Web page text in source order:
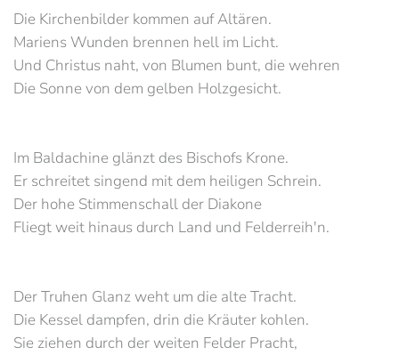
Die Kirchenbilder kommen auf Altären.
Mariens Wunden brennen hell im Licht.
Und Christus naht, von Blumen bunt, die wehren
Die Sonne von dem gelben Holzgesicht.
Im Baldachine glänzt des Bischofs Krone.
Er schreitet singend mit dem heiligen Schrein.
Der hohe Stimmenschall der Diakone
Fliegt weit hinaus durch Land und Felderreih'n.
Der Truhen Glanz weht um die alte Tracht.
Die Kessel dampfen, drin die Kräuter kohlen.
Sie ziehen durch der weiten Felder Pracht,